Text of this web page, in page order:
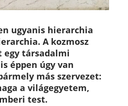
ugyanis hierarchia
A kozmosz
egy társadalmi
éppen úgy van
más szervezet:
a világegyetem,
test.